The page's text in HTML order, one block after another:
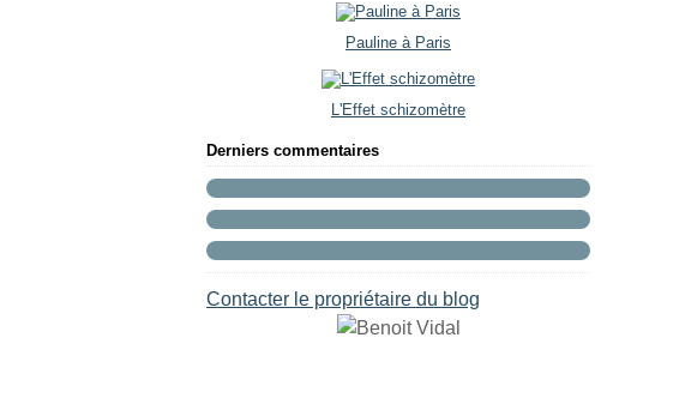
Pauline à Paris
L'Effet schizomètre
Derniers commentaires
Contacter le propriétaire du blog